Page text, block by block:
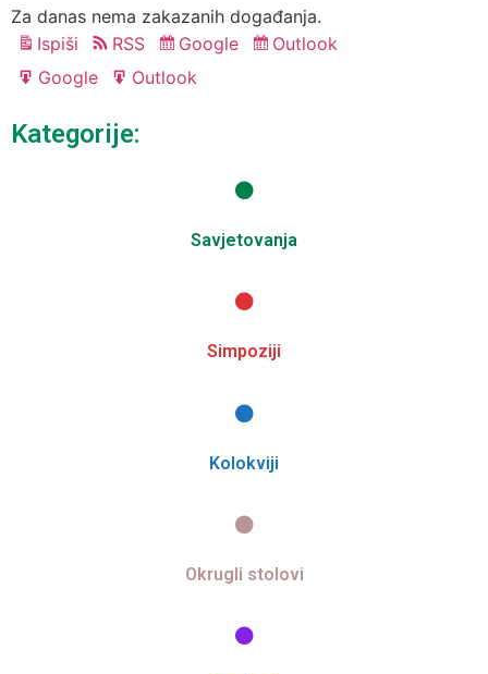
Za danas nema zakazanih događanja.
Ispiši
Pregled
RSS
Subscribe
in
Google
Subscribe
Outlook
Export
Google
Export
Outlook
Kategorije:
Savjetovanja
Simpoziji
Kolokviji
Okrugli stolovi